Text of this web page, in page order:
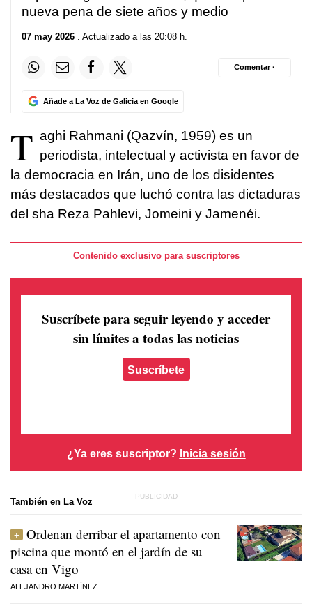
nueva pena de siete años y medio
07 may 2026 . Actualizado a las 20:08 h.
Añade a La Voz de Galicia en Google
Comentar ·
T aghi Rahmani (Qazvín, 1959) es un
periodista, intelectual y activista en favor de
la democracia en Irán, uno de los disidentes
más destacados que luchó contra las dictaduras
del sha Reza Pahlevi, Jomeini y Jamenéi.
Contenido exclusivo para suscriptores
Suscríbete para seguir leyendo y acceder
sin límites a todas las noticias
Suscríbete
¿Ya eres suscriptor? Inicia sesión
También en La Voz
Ordenan derribar el apartamento con
piscina que montó en el jardín de su
casa en Vigo
ALEJANDRO MARTÍNEZ